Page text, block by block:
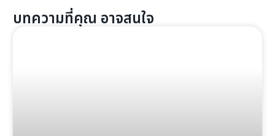
บทความที่คุณ อาจสนใจ